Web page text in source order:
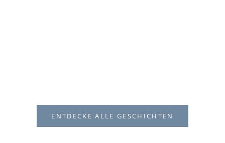
ENTDECKE ALLE GESCHICHTEN